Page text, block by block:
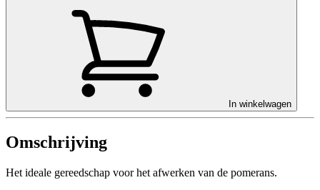
In winkelwagen
Omschrijving
Het ideale gereedschap voor het afwerken van de pomerans.